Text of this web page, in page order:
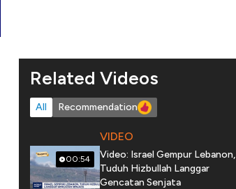
Related Videos
All Recommendation
00:54
VIDEO
Video: Israel Gempur Lebanon,
Tuduh Hizbullah Langgar
Gencatan Senjata